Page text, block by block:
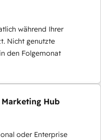
während Ihrer
Nicht genutzte
den Folgemonat
Hub
oder Enterprise